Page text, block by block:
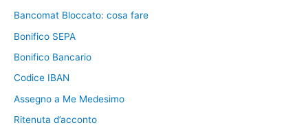
Bancomat Bloccato: cosa fare
Bonifico SEPA
Bonifico Bancario
Codice IBAN
Assegno a Me Medesimo
Ritenuta d’acconto